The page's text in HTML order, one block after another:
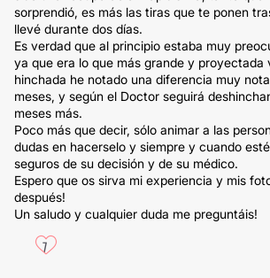
sorprendió, es más las tiras que te ponen
llevé durante dos días.
Es verdad que al principio estaba muy
ya que era lo que más grande y proyectada
hinchada he notado una diferencia muy
meses, y según el Doctor seguirá
meses más.
Poco más que decir, sólo animar a las
dudas en hacerselo y siempre y cuando
seguros de su decisión y de su médico.
Espero que os sirva mi experiencia y mis
después!
Un saludo y cualquier duda me preguntáis!
7